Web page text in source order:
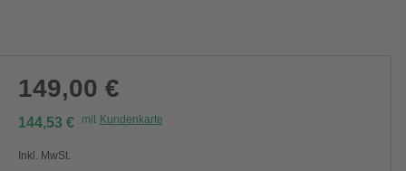
149,00 €
144,53 € mit Kundenkarte
Inkl. MwSt.